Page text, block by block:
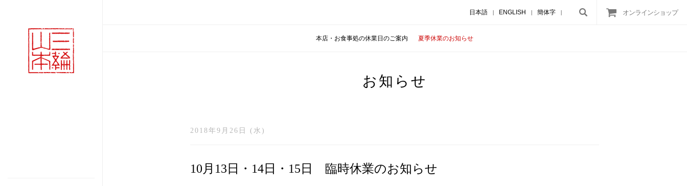
オンラインショップ
日本語 | ENGLISH | 簡体字 |
本店・お食事処の休業日のご案内 夏季休業のお知らせ
お知らせ
2018年9月26日 (水)
10月13日・14日・15日 臨時休業のお知らせ